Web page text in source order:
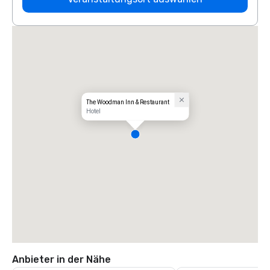
The Woodman Inn & Restaurant
Hotel
Anbieter in der Nähe